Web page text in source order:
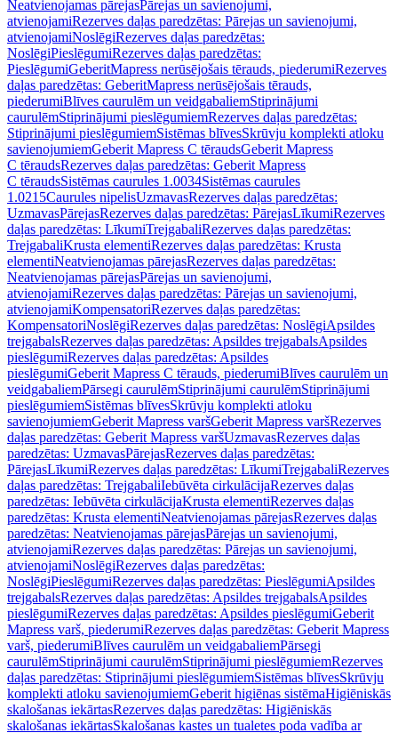
Neatvienojamas pārejasPārejas un savienojumi,
atvienojamiRezerves daļas paredzētas: Pārejas un savienojumi,
atvienojamiNoslēgiRezerves daļas paredzētas:
NoslēgiPieslēgumiRezerves daļas paredzētas:
PieslēgumiGeberitMapress nerūsējošais tērauds, piederumiRezerves
daļas paredzētas: GeberitMapress nerūsējošais tērauds,
piederumiBlīves caurulēm un veidgabaliemStiprinājumi
caurulēmStiprinājumi pieslēgumiemRezerves daļas paredzētas:
Stiprinājumi pieslēgumiemSistēmas blīvesSkrūvju komplekti atloku
savienojumiemGeberit Mapress C tēraudsGeberit Mapress
C tēraudsRezerves daļas paredzētas: Geberit Mapress
C tēraudsSistēmas caurules 1.0034Sistēmas caurules
1.0215Caurules nipelisUzmavasRezerves daļas paredzētas:
UzmavasPārejasRezerves daļas paredzētas: PārejasLīkumiRezerves
daļas paredzētas: LīkumiTrejgabaliRezerves daļas paredzētas:
TrejgabaliKrusta elementiRezerves daļas paredzētas: Krusta
elementiNeatvienojamas pārejasRezerves daļas paredzētas:
Neatvienojamas pārejasPārejas un savienojumi,
atvienojamiRezerves daļas paredzētas: Pārejas un savienojumi,
atvienojamiKompensatoriRezerves daļas paredzētas:
KompensatoriNoslēgiRezerves daļas paredzētas: NoslēgiApsildes
trejgabalsRezerves daļas paredzētas: Apsildes trejgabalsApsildes
pieslēgumiRezerves daļas paredzētas: Apsildes
pieslēgumiGeberit Mapress C tērauds, piederumiBlīves caurulēm un
veidgabaliemPārsegi caurulēmStiprinājumi caurulēmStiprinājumi
pieslēgumiemSistēmas blīvesSkrūvju komplekti atloku
savienojumiemGeberit Mapress varšGeberit Mapress varšRezerves
daļas paredzētas: Geberit Mapress varšUzmavasRezerves daļas
paredzētas: UzmavasPārejasRezerves daļas paredzētas:
PārejasLīkumiRezerves daļas paredzētas: LīkumiTrejgabaliRezerves
daļas paredzētas: TrejgabaliIebūvēta cirkulācijaRezerves daļas
paredzētas: Iebūvēta cirkulācijaKrusta elementiRezerves daļas
paredzētas: Krusta elementiNeatvienojamas pārejasRezerves daļas
paredzētas: Neatvienojamas pārejasPārejas un savienojumi,
atvienojamiRezerves daļas paredzētas: Pārejas un savienojumi,
atvienojamiNoslēgiRezerves daļas paredzētas:
NoslēgiPieslēgumiRezerves daļas paredzētas: PieslēgumiApsildes
trejgabalsRezerves daļas paredzētas: Apsildes trejgabalsApsildes
pieslēgumiRezerves daļas paredzētas: Apsildes pieslēgumiGeberit
Mapress varš, piederumiRezerves daļas paredzētas: Geberit Mapress
varš, piederumiBlīves caurulēm un veidgabaliemPārsegi
caurulēmStiprinājumi caurulēmStiprinājumi pieslēgumiemRezerves
daļas paredzētas: Stiprinājumi pieslēgumiemSistēmas blīvesSkrūvju
komplekti atloku savienojumiemGeberit higiēnas sistēmaHigiēniskās
skalošanas iekārtasRezerves daļas paredzētas: Higiēniskās
skalošanas iekārtasSkalošanas kastes un tualetes poda vadība ar